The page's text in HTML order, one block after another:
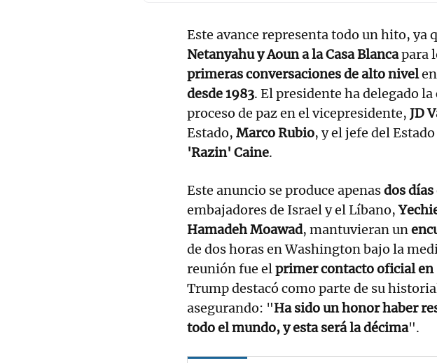
Este avance representa todo un hito, ya
Netanyahu y Aoun a la Casa Blancapara
primeras conversaciones de alto nivel
desde 1983. El presidente ha delegado
proceso de paz en el vicepresidente, JD
Estado, Marco Rubio, y el jefe del
'Razin' Caine.
Este anuncio se produce apenasdos días
embajadores de Israel y el Líbano,
Hamadeh Moawad, mantuvieran un
de dos horas en Washington bajo la
reunión fue elprimer contacto oficial en
Trump destacó como parte de su
asegurando: "Ha sido un honor haber
todo el mundo, y esta será la décima".